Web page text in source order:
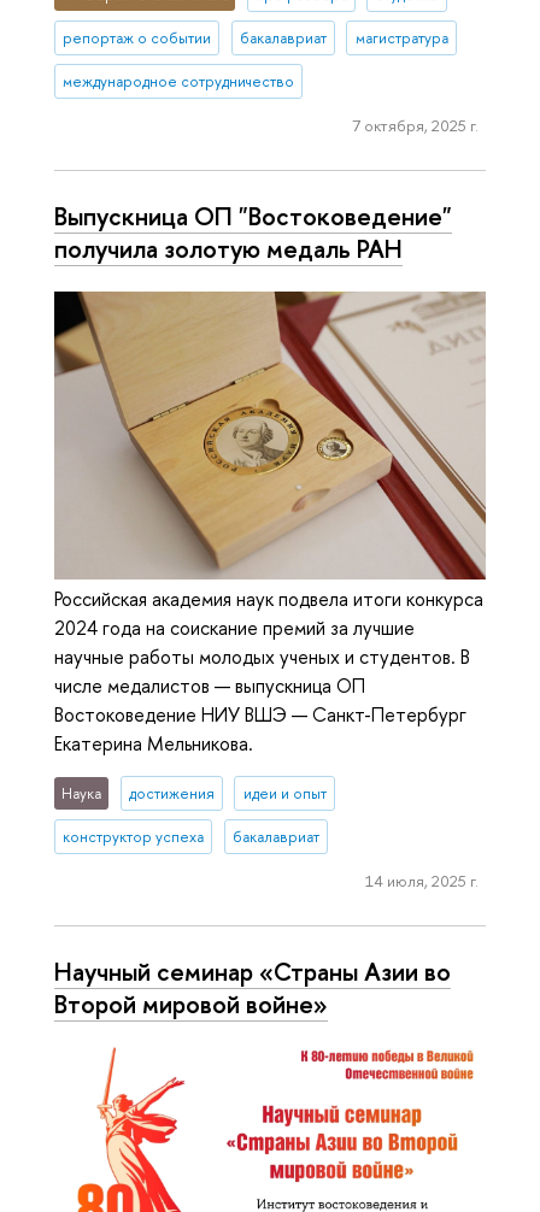
репортаж о событии бакалавриат магистратура
международное сотрудничество
7 октября, 2025 г.
Выпускница ОП "Востоковедение"
получила золотую медаль РАН
Российская академия наук подвела итоги конкурса
2024 года на соискание премий за лучшие
научные работы молодых ученых и студентов. В
числе медалистов — выпускница ОП
Востоковедение НИУ ВШЭ — Санкт-Петербург
Екатерина Мельникова.
Наука достижения идеи и опыт
конструктор успеха бакалавриат
14 июля, 2025 г.
Научный семинар «Страны Азии во
Второй мировой войне»